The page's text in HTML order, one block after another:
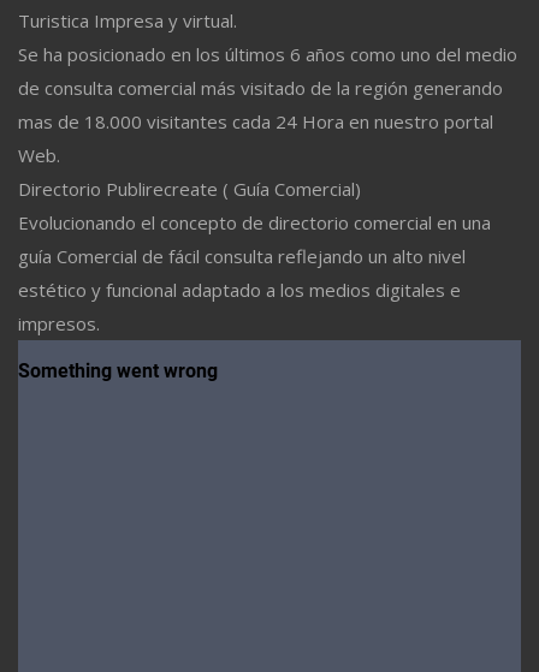
Turistica Impresa y virtual.
Se ha posicionado en los últimos 6 años como uno del medio
de consulta comercial más visitado de la región generando
mas de 18.000 visitantes cada 24 Hora en nuestro portal
Web.
Directorio Publirecreate ( Guía Comercial)
Evolucionando el concepto de directorio comercial en una
guía Comercial de fácil consulta reflejando un alto nivel
estético y funcional adaptado a los medios digitales e
impresos.